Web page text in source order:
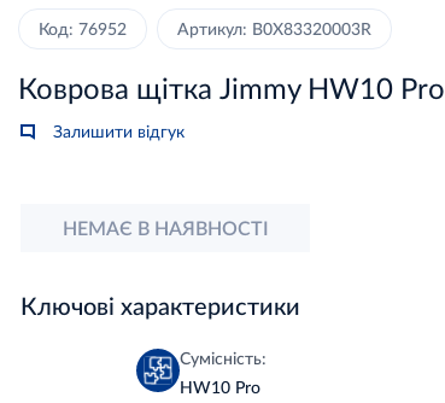
Код: 76952 Артикул: B0X83320003R
Коврова щітка Jimmy HW10 Pro
Залишити відгук
НЕМАЄ В НАЯВНОСТІ
Ключові характеристики
Сумісність:
HW10 Pro